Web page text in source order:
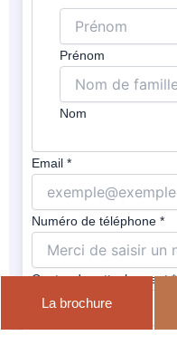
La brochure
Prénom
Nom
Email *
Numéro de téléphone *
Centre de rattachement*